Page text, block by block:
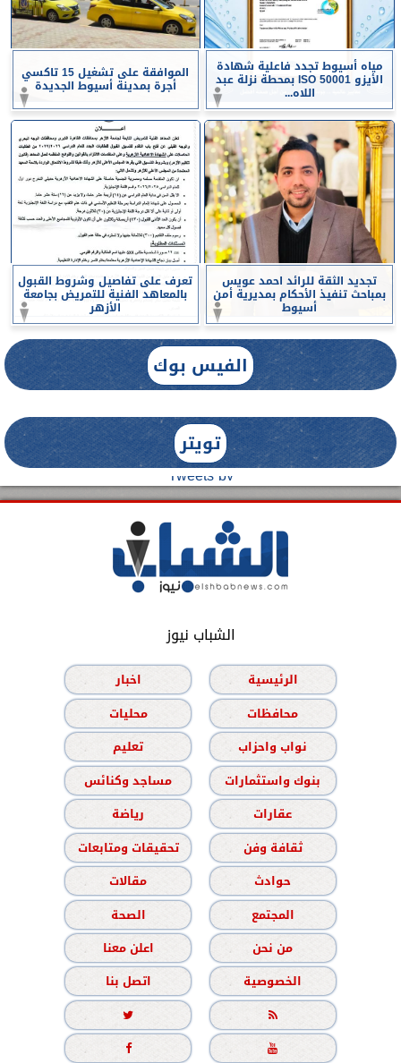
مياه أسيوط تجدد فاعلية شهادة
الأيزو ISO 50001 بمحطة نزلة عبد
اللاه...
الموافقة على تشغيل 15 تاكسي
أجرة بمدينة أسيوط الجديدة
تجديد الثقة للرائد احمد عويس
بمباحث تنفيذ الأحكام بمديرية أمن
أسيوط
تعرف على تفاصيل وشروط القبول
بالمعاهد الفنية للتمريض بجامعة
الأزهر
الفيس بوك
تويتر
Tweets by
الشباب نيوز
الرئيسية
اخبار
محافظات
محليات
نواب واحزاب
تعليم
بنوك واستثمارات
مساجد وكنائس
عقارات
رياضة
ثقافة وفن
تحقيقات ومتابعات
حوادث
مقالات
المجتمع
الصحة
من نحن
اعلن معنا
الخصوصية
اتصل بنا



